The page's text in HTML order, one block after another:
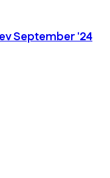
September '24